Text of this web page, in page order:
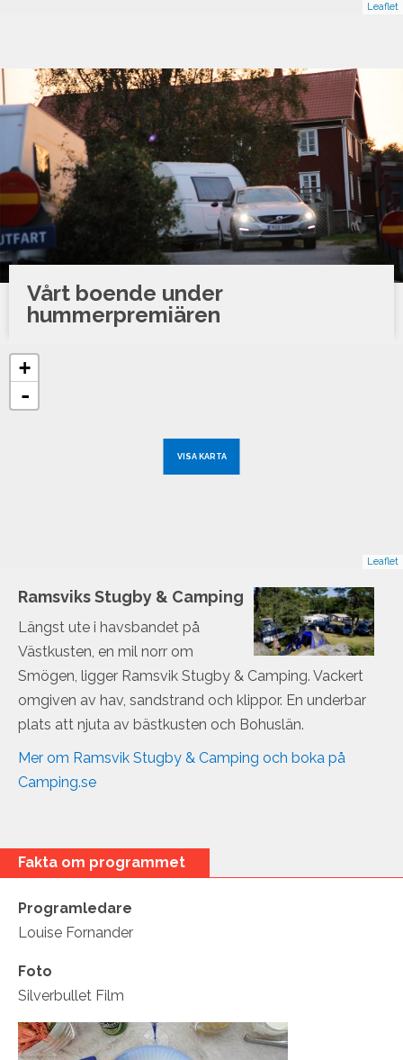
Leaflet
Vårt boende under
hummerpremiären
+
-
Leaflet
VISA KARTA
Ramsviks Stugby & Camping
Längst ute i havsbandet på
Västkusten, en mil norr om
Smögen, ligger Ramsvik Stugby & Camping. Vackert
omgiven av hav, sandstrand och klippor. En underbar
plats att njuta av bästkusten och Bohuslän.
Mer om Ramsvik Stugby & Camping och boka på
Camping.se
Dölj
Fakta om programmet
Programledare
Louise Fornander
Foto
Silverbullet Film